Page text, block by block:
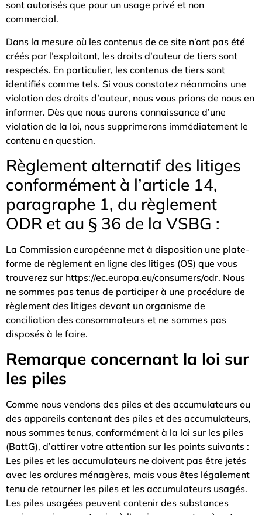
sont autorisés que pour un usage privé et non
commercial.
Dans la mesure où les contenus de ce site n’ont pas été
créés par l’exploitant, les droits d’auteur de tiers sont
respectés. En particulier, les contenus de tiers sont
identifiés comme tels. Si vous constatez néanmoins une
violation des droits d’auteur, nous vous prions de nous en
informer. Dès que nous aurons connaissance d’une
violation de la loi, nous supprimerons immédiatement le
contenu en question.
Règlement alternatif des litiges
conformément à l’article 14,
paragraphe 1, du règlement
ODR et au § 36 de la VSBG :
La Commission européenne met à disposition une plate-
forme de règlement en ligne des litiges (OS) que vous
trouverez sur https://ec.europa.eu/consumers/odr. Nous
ne sommes pas tenus de participer à une procédure de
règlement des litiges devant un organisme de
conciliation des consommateurs et ne sommes pas
disposés à le faire.
Remarque concernant la loi sur
les piles
Comme nous vendons des piles et des accumulateurs ou
des appareils contenant des piles et des accumulateurs,
nous sommes tenus, conformément à la loi sur les piles
(BattG), d’attirer votre attention sur les points suivants :
Les piles et les accumulateurs ne doivent pas être jetés
avec les ordures ménagères, mais vous êtes légalement
tenu de retourner les piles et les accumulateurs usagés.
Les piles usagées peuvent contenir des substances